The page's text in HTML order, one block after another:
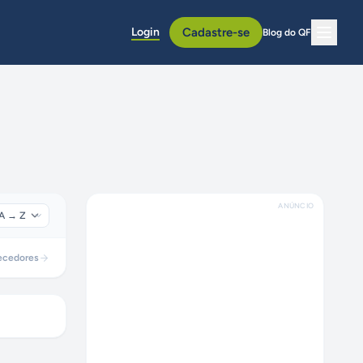
Login Cadastre-se Blog do QF
ANÚNCIO